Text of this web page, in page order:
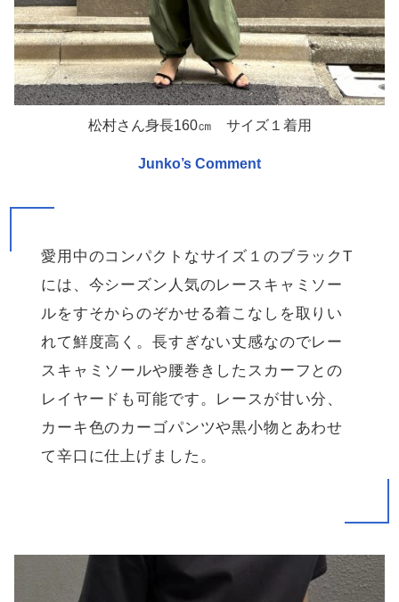
松村さん身長160㎝ サイズ１着用
Junko’s Comment
愛用中のコンパクトなサイズ１のブラックT
には、今シーズン人気のレースキャミソー
ルをすそからのぞかせる着こなしを取りい
れて鮮度高く。長すぎない丈感なのでレー
スキャミソールや腰巻きしたスカーフとの
レイヤードも可能です。レースが甘い分、
カーキ色のカーゴパンツや黒小物とあわせ
て辛口に仕上げました。